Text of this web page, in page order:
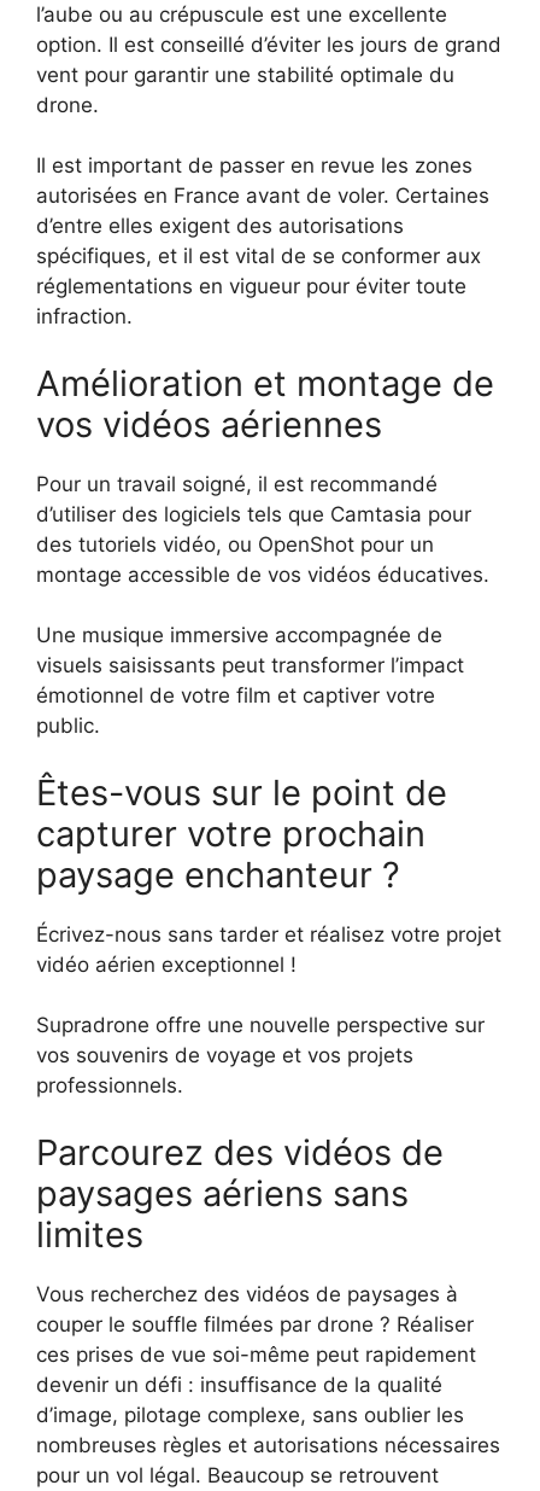
l’aube ou au crépuscule est une excellente
option. Il est conseillé d’éviter les jours de grand
vent pour garantir une stabilité optimale du
drone.
Il est important de passer en revue les zones
autorisées en France avant de voler. Certaines
d’entre elles exigent des autorisations
spécifiques, et il est vital de se conformer aux
réglementations en vigueur pour éviter toute
infraction.
Amélioration et montage de
vos vidéos aériennes
Pour un travail soigné, il est recommandé
d’utiliser des logiciels tels que Camtasia pour
des tutoriels vidéo, ou OpenShot pour un
montage accessible de vos vidéos éducatives.
Une musique immersive accompagnée de
visuels saisissants peut transformer l’impact
émotionnel de votre film et captiver votre
public.
Êtes-vous sur le point de
capturer votre prochain
paysage enchanteur ?
Écrivez-nous sans tarder et réalisez votre projet
vidéo aérien exceptionnel !
Supradrone offre une nouvelle perspective sur
vos souvenirs de voyage et vos projets
professionnels.
Parcourez des vidéos de
paysages aériens sans
limites
Vous recherchez des vidéos de paysages à
couper le souffle filmées par drone ? Réaliser
ces prises de vue soi-même peut rapidement
devenir un défi : insuffisance de la qualité
d’image, pilotage complexe, sans oublier les
nombreuses règles et autorisations nécessaires
pour un vol légal. Beaucoup se retrouvent